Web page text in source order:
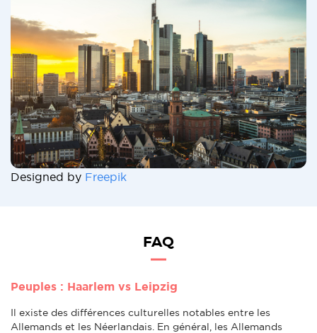
Designed by Freepik
FAQ
Peuples : Haarlem vs Leipzig
Il existe des différences culturelles notables entre les
Allemands et les Néerlandais. En général, les Allemands